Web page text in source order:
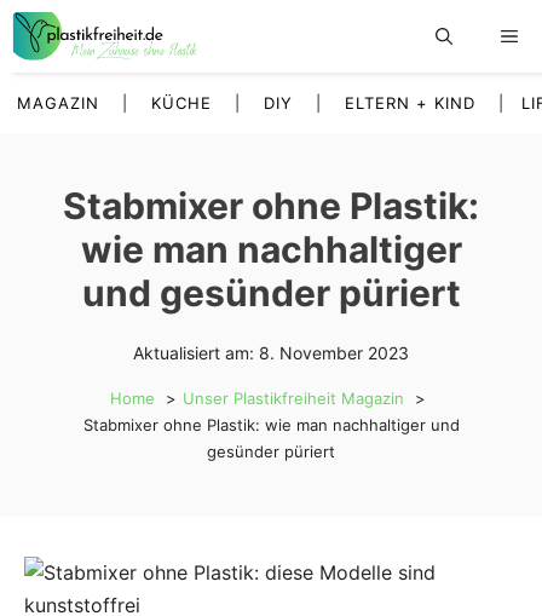
Zum
Inhalt
MAGAZIN KÜCHE DIY ELTERN + KIND
Stabmixer ohne Plastik:
wie man nachhaltiger
und gesünder püriert
Aktualisiert am: 8. November 2023
Home
Unser Plastikfreiheit Magazin
Stabmixer ohne Plastik: wie man nachhaltiger und
gesünder püriert